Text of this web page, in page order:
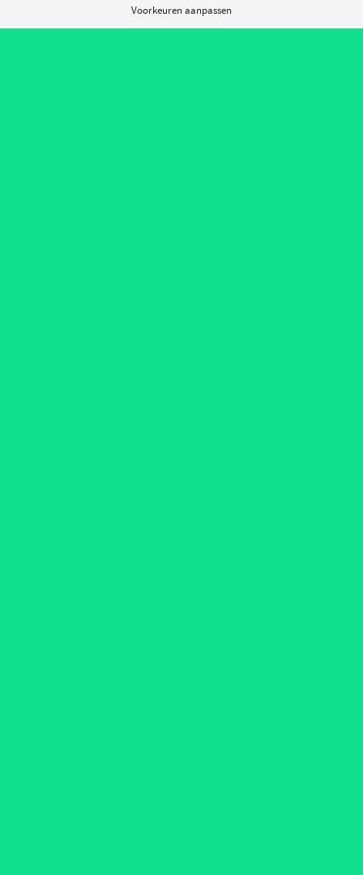
Voorkeuren aanpassen